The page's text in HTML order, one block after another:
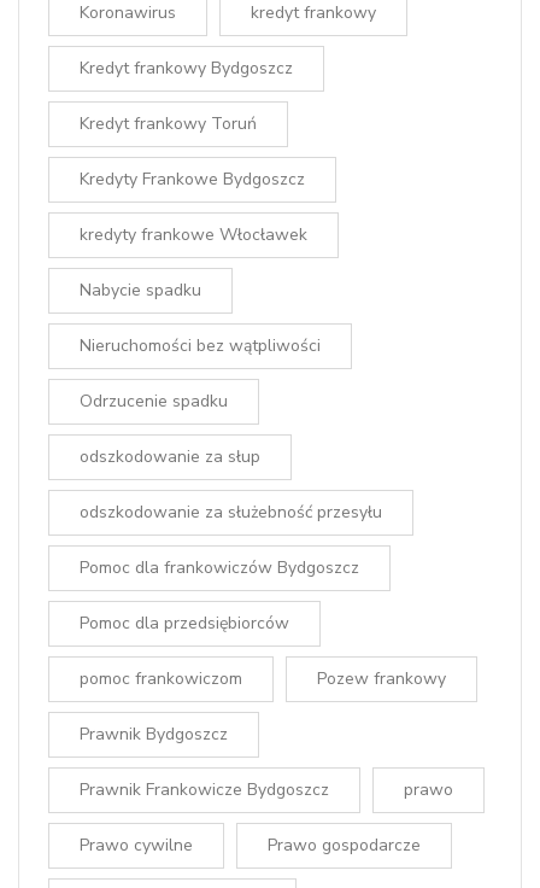
Koronawirus kredyt frankowy
Kredyt frankowy Bydgoszcz
Kredyt frankowy Toruń
Kredyty Frankowe Bydgoszcz
kredyty frankowe Włocławek
Nabycie spadku
Nieruchomości bez wątpliwości
Odrzucenie spadku
odszkodowanie za słup
odszkodowanie za służebność przesyłu
Pomoc dla frankowiczów Bydgoszcz
Pomoc dla przedsiębiorców
pomoc frankowiczom Pozew frankowy
Prawnik Bydgoszcz
Prawnik Frankowicze Bydgoszcz prawo
Prawo cywilne Prawo gospodarcze